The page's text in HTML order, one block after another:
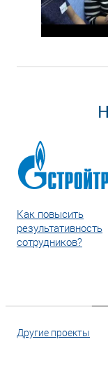
Как повысить
результативность
сотрудников?
Другие проекты